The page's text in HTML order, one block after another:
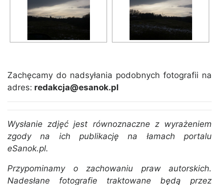
Zachęcamy do nadsyłania podobnych fotografii na
adres: redakcja@esanok.pl
Wysłanie zdjęć jest równoznaczne z wyrażeniem
zgody na ich publikację na łamach portalu
eSanok.pl.
Przypominamy o zachowaniu praw autorskich.
Nadesłane fotografie traktowane będą przez